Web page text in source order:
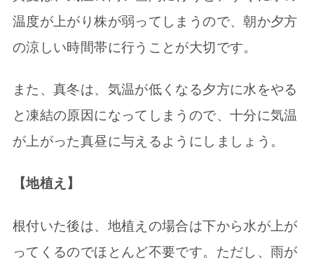
温度が上がり株が弱ってしまうので、朝か夕方
の涼しい時間帯に行うことが大切です。
また、真冬は、気温が低くなる夕方に水をやる
と凍結の原因になってしまうので、十分に気温
が上がった真昼に与えるようにしましょう。
【地植え】
根付いた後は、地植えの場合は下から水が上が
ってくるのでほとんど不要です。ただし、雨が